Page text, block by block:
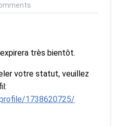
très bientôt.
votre statut, veuillez
1738620725/